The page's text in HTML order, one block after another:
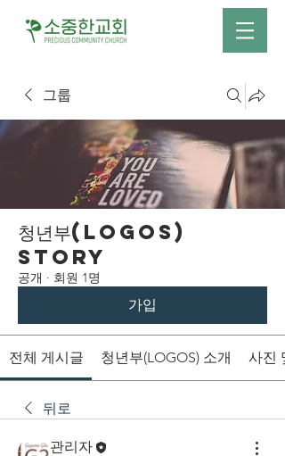
그룹
청년부(LOGOS)
Story
공개 · 회원 1명
가입
전체 게시글 청년부(LOGOS) 소개 사진
뒤로
관리자